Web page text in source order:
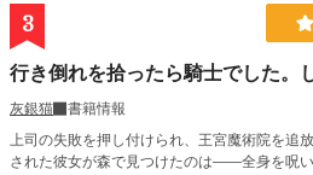
3
行き倒れを拾ったら騎士でした。
灰銀猫
書籍情報
上司の失敗を押し付けられ、王宮魔術院を追
された彼女が森で見つけたのは――全身を呪